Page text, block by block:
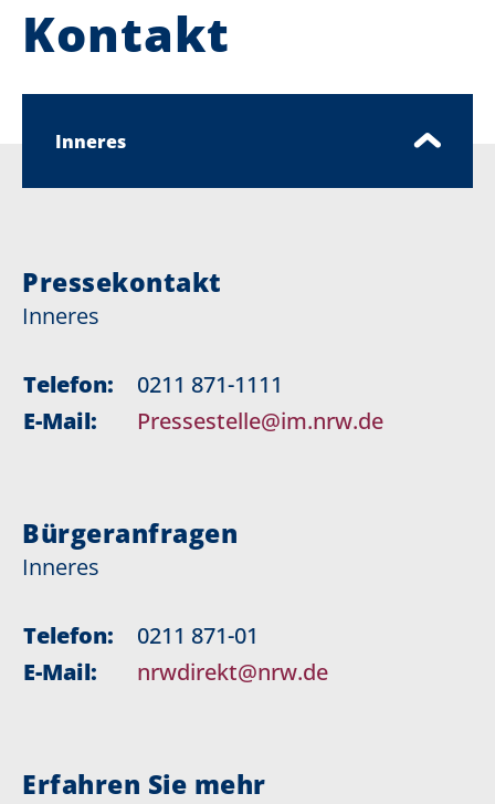
Kontakt
Inneres
Pressekontakt
Inneres
Telefon:
0211 871-1111
E-Mail:
Pressestelle@im.nrw.de
Bürgeranfragen
Inneres
Telefon:
0211 871-01
E-Mail:
nrwdirekt@nrw.de
Erfahren Sie mehr